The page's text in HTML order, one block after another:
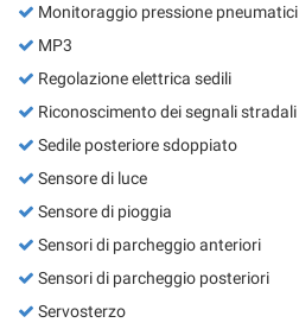
Monitoraggio pressione pneumatici
MP3
Regolazione elettrica sedili
Riconoscimento dei segnali stradali
Sedile posteriore sdoppiato
Sensore di luce
Sensore di pioggia
Sensori di parcheggio anteriori
Sensori di parcheggio posteriori
Servosterzo